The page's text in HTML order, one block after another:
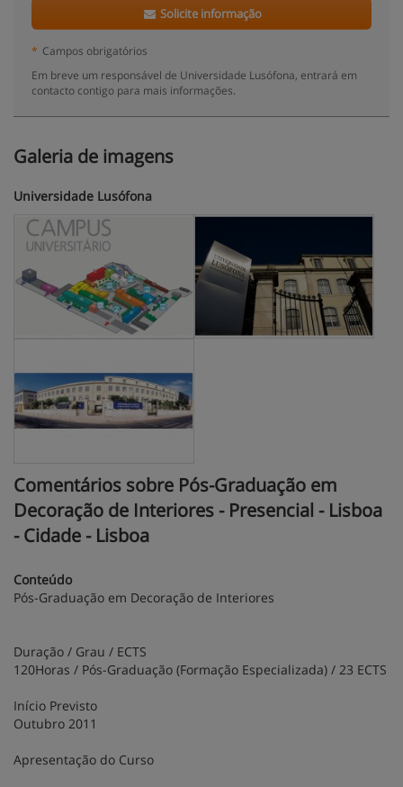
Solicite informação
* Campos obrigatórios
Em breve um responsável de Universidade Lusófona, entrará em
contacto contigo para mais informações.
Galeria de imagens
Universidade Lusófona
Comentários sobre Pós-Graduação em
Decoração de Interiores - Presencial - Lisboa
- Cidade - Lisboa
Conteúdo
Pós-Graduação em Decoração de Interiores
Duração / Grau / ECTS
120Horas / Pós-Graduação (Formação Especializada) / 23 ECTS
Início Previsto
Outubro 2011
Apresentação do Curso